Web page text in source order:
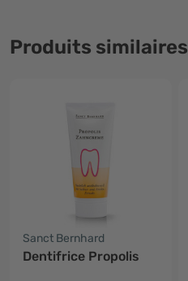
Produits similaires
Sanct Bernhard
Dentifrice Propolis